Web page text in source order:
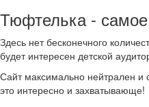
Тюфтелька - самое
Здесь нет бесконечного
будет интересен детской
Сайт максимально нейтрален и
это интересно и захватывающе!